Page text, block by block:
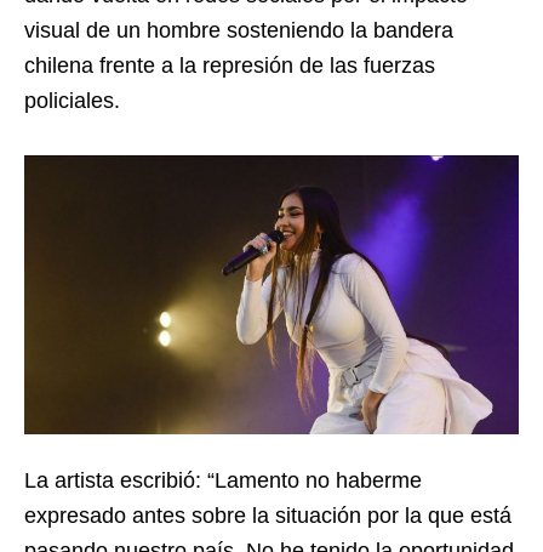
visual de un hombre sosteniendo la bandera
chilena frente a la represión de las fuerzas
policiales.
La artista escribió: “Lamento no haberme
expresado antes sobre la situación por la que está